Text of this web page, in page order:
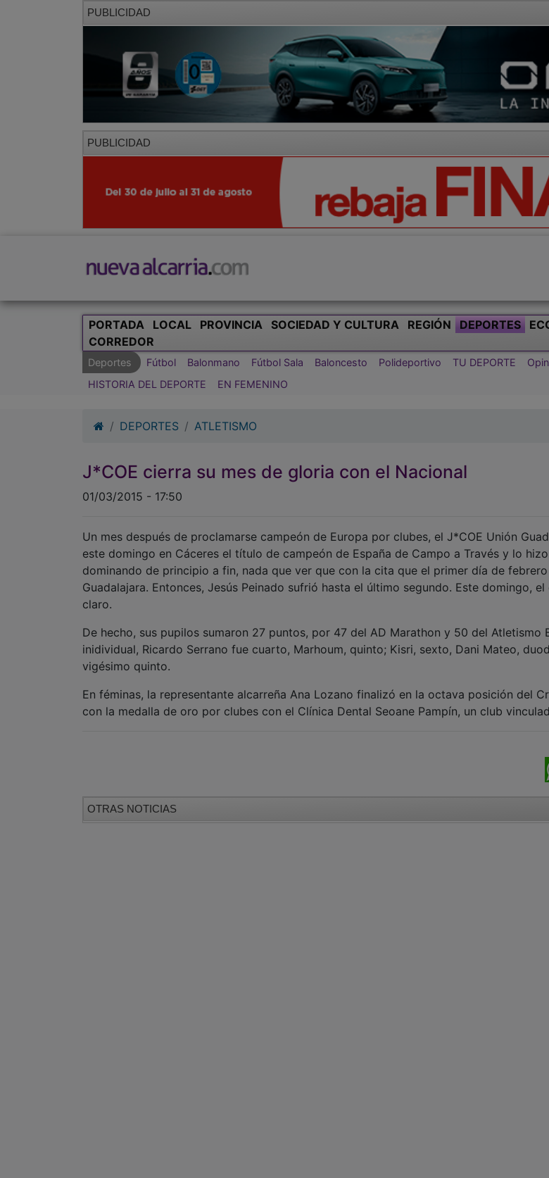
PUBLICIDAD
PUBLICIDAD
PORTADA LOCAL PROVINCIA SOCIEDAD Y CULTURA REGIÓN DEPORTES
CORREDOR
Deportes Fútbol Balonmano Fútbol Sala Baloncesto Polideportivo TU DEPORTE
HISTORIA DEL DEPORTE
EN FEMENINO
DEPORTES ATLETISMO
J*COE cierra su mes de gloria con el Nacional
01/03/2015 - 17:50
Un mes después de proclamarse campeón de Europa por clubes, el J*COE Unión
este domingo en Cáceres el título de campeón de España de Campo a Través y lo
dominando de principio a fin, nada que ver que con la cita que el primer día de
Guadalajara. Entonces, Jesús Peinado sufrió hasta el último segundo. Este domingo,
claro.
De hecho, sus pupilos sumaron 27 puntos, por 47 del AD Marathon y 50 del Atletismo
inidividual, Ricardo Serrano fue cuarto, Marhoum, quinto; Kisri, sexto, Dani Mateo,
vigésimo quinto.
En féminas, la representante alcarreña Ana Lozano finalizó en la octava posición del
con la medalla de oro por clubes con el Clínica Dental Seoane Pampín, un club
OTRAS NOTICIAS